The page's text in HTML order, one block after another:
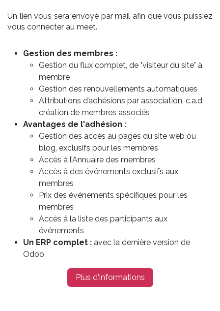
Un lien vous sera envoyé par mail afin que vous puissiez
vous connecter au meet.
Gestion des membres :
Gestion du flux complet, de "visiteur du site" à
membre
Gestion des renouvellements automatiques
Attributions d’adhésions par association, c.a.d
création de membres associés
Avantages de l'adhésion :
Gestion des accès au pages du site web ou
blog, exclusifs pour les membres
Accès à l’Annuaire des membres
Accès à des événements exclusifs aux
membres
Prix des événements spécifiques pour les
membres
Accès à la liste des participants aux
événements
Un ERP complet : avec la dernière version de
Odoo
Plus d'informations